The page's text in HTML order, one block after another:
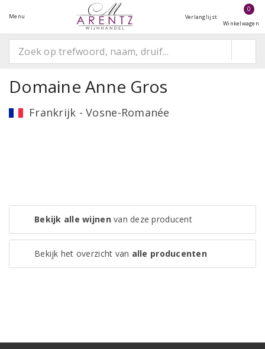
Menu Verlanglijst
0
Winkelwagen
Domaine Anne Gros
Frankrijk - Vosne-Romanée
Bekijk alle wijnenvan deze producent
Bekijk het overzicht van alle producenten